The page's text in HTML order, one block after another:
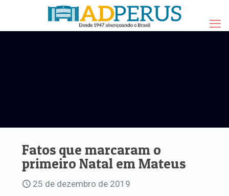
Fatos que marcaram o
primeiro Natal em Mateus
25 de dezembro de 2019